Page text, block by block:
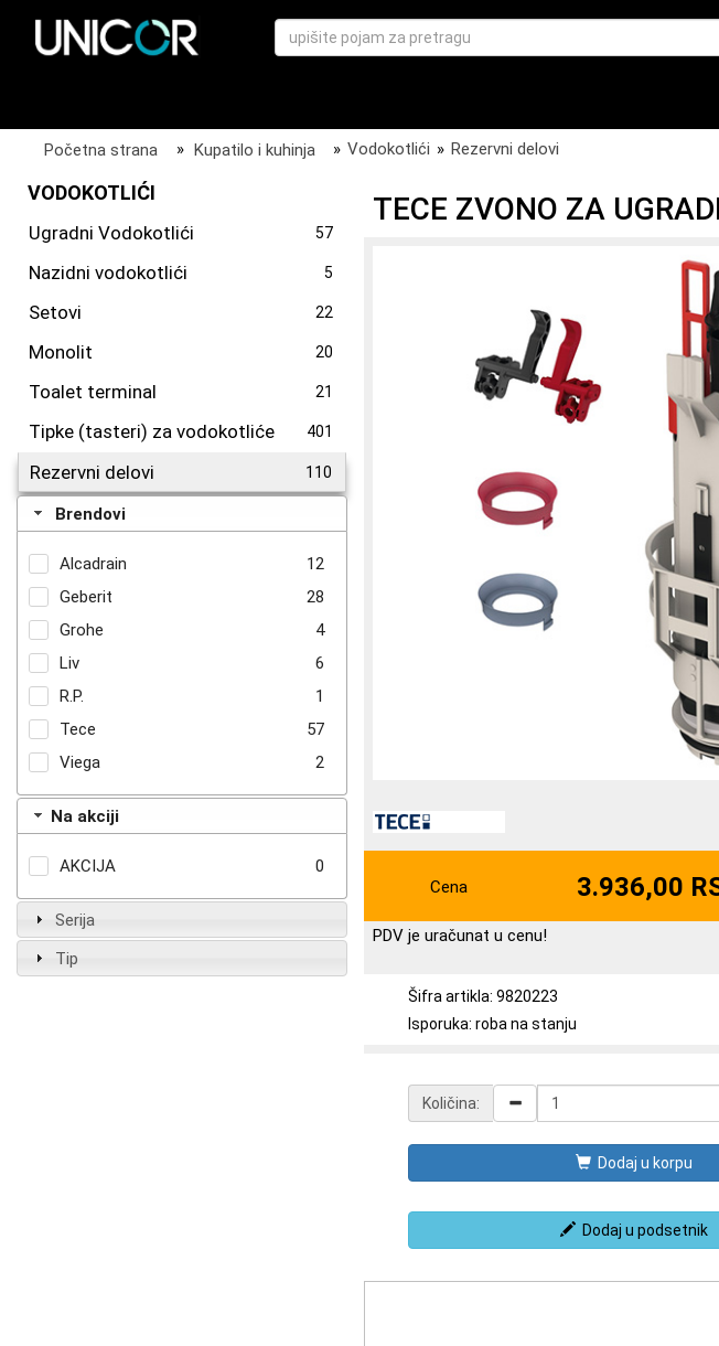
Početna strana » Kupatilo i kuhinja » Vodokotlići » Rezervni delovi
VODOKOTLIĆI
Ugradni Vodokotlići 57
Nazidni vodokotlići 5
Setovi 22
Monolit 20
Toalet terminal 21
Tipke (tasteri) za vodokotliće 401
Rezervni delovi 110
Brendovi
Alcadrain
12
Geberit
28
Grohe
4
Liv
6
R.P.
1
Tece
57
Viega
2
Na akciji
AKCIJA 0
Serija
Tip
TECE ZVONO ZA
Cena 3.936,00
PDV je uračunat u cenu!
Šifra artikla: 9820223
Isporuka: roba na stanju
Količina:
Dodaj u korpu
Dodaj u podsetnik